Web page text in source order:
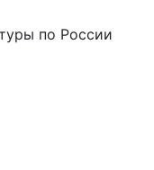
по России